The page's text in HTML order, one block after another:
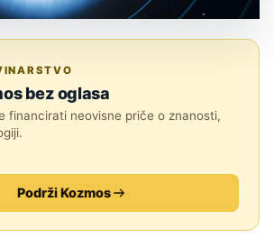
bez oglasa
financirati neovisne priče o znanosti,
Podrži Kozmos